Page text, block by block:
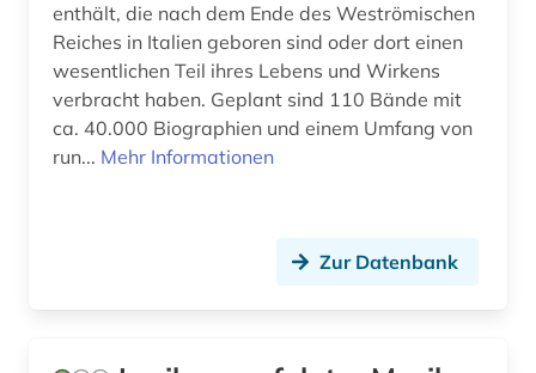
malerei (1)
mathematik (1)
mediendidaktik (1)
medienwissenschaft (1)
mozart (1)
museen (1)
enthält, die nach dem Ende des Weströmischen
Reiches in Italien geboren sind oder dort einen
wesentlichen Teil ihres Lebens und Wirkens
verbracht haben. Geplant sind 110 Bände mit
ca. 40.000 Biographien und einem Umfang von
run... Mehr Informationen
Zur Datenbank